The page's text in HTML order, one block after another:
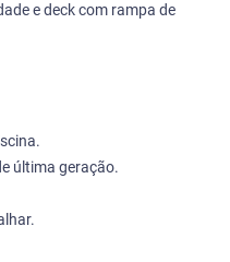
e deck com rampa de
última geração.